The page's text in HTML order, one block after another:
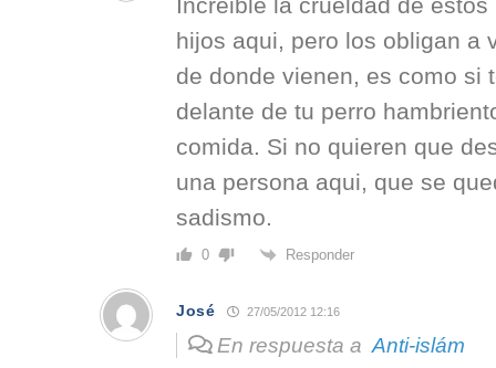
hijos aqui, pero los obligan a
de donde vienen, es como si
delante de tu perro
comida. Si no quieren que
una persona aqui, que se
sadismo.
0 Responder
José 27/05/2012 12:16
En respuesta a Anti-islám